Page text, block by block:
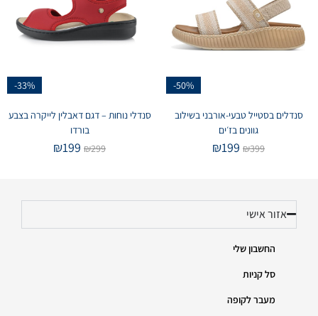
-50%
סנדלים בסטייל טבעי-אורבני בשילוב
גוונים בז׳ים
₪399
₪199
-33%
סנדלי נוחות – דגם דאבלין לייקרה בצבע
בורדו
₪299
₪199
אזור אישי
החשבון שלי
סל קניות
מעבר לקופה